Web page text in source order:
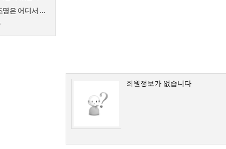
아르떼미데 조명은 어디서 수리가 가능할까요?
회원정보가 없습니다